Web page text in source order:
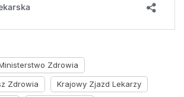
Zdrowia
Zdrowia
Krajowy Zjazd Lekarzy